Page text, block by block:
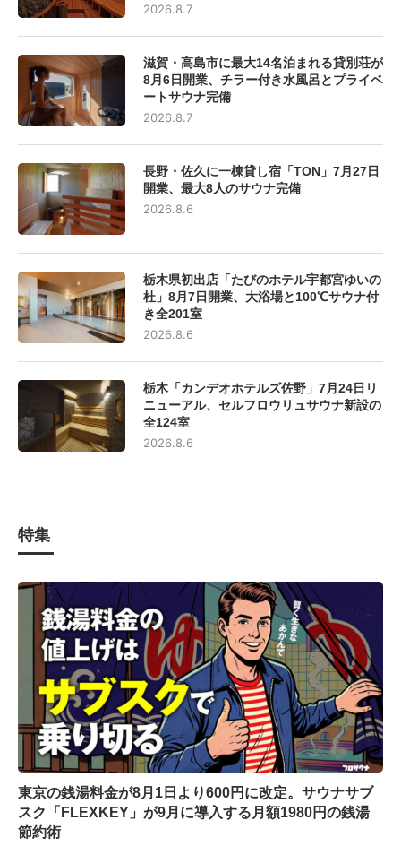
2026.8.7
滋賀・高島市に最大14名泊まれる貸別荘が
8月6日開業、チラー付き水風呂とプライベ
ートサウナ完備
2026.8.7
長野・佐久に一棟貸し宿「TON」7月27日
開業、最大8人のサウナ完備
2026.8.6
栃木県初出店「たびのホテル宇都宮ゆいの
杜」8月7日開業、大浴場と100℃サウナ付
き全201室
2026.8.6
栃木「カンデオホテルズ佐野」7月24日リ
ニューアル、セルフロウリュサウナ新設の
全124室
2026.8.6
特集
東京の銭湯料金が8月1日より600円に改定。サウナサブ
スク「FLEXKEY」が9月に導入する月額1980円の銭湯
節約術